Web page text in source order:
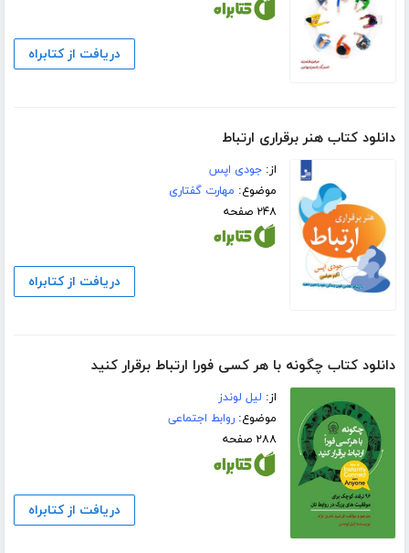
دریافت از کتابراه
دانلود کتاب هنر برقراری ارتباط
از:جودی اپس
موضوع: مهارت گفتاری
۲۴۸ صفحه
دریافت از کتابراه
دانلود کتاب چگونه با هر کسی فورا ارتباط برقرار کنید
از: لیل لوندز
موضوع:روابط اجتماعی
۲۸۸ صفحه
دریافت از کتابراه